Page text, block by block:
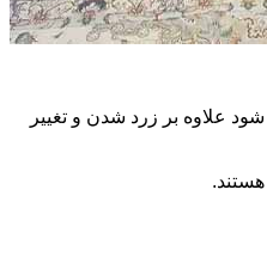
علاوه بر زرد شدن و تغییر